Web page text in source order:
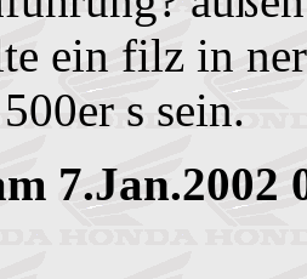
ein filz in
s sein.
7.Jan.2002